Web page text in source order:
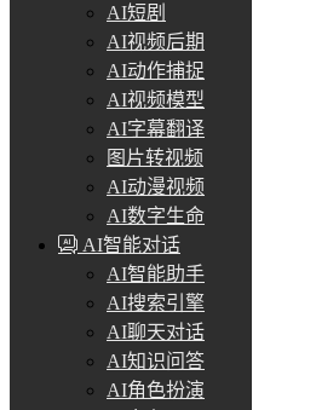
AI短剧
AI视频后期
AI动作捕捉
AI视频模型
AI字幕翻译
图片转视频
AI动漫视频
AI数字生命
AI智能对话
AI智能助手
AI搜索引擎
AI聊天对话
AI知识问答
AI角色扮演